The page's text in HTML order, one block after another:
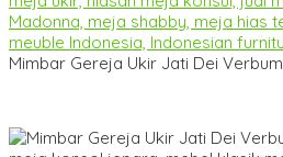
Mimbar Gereja Ukir Jati Dei Verbum